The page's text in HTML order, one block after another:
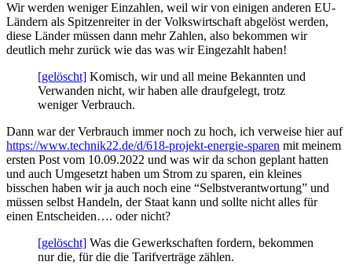
Wir werden weniger Einzahlen, weil wir von einigen anderen EU-
Ländern als Spitzenreiter in der Volkswirtschaft abgelöst werden,
diese Länder müssen dann mehr Zahlen, also bekommen wir
deutlich mehr zurück wie das was wir Eingezahlt haben!
[gelöscht] Komisch, wir und all meine Bekannten und
Verwanden nicht, wir haben alle draufgelegt, trotz
weniger Verbrauch.
Dann war der Verbrauch immer noch zu hoch, ich verweise hier auf
https://www.technik22.de/d/618-projekt-energie-sparen mit meinem
ersten Post vom 10.09.2022 und was wir da schon geplant hatten
und auch Umgesetzt haben um Strom zu sparen, ein kleines
bisschen haben wir ja auch noch eine “Selbstverantwortung” und
müssen selbst Handeln, der Staat kann und sollte nicht alles für
einen Entscheiden…. oder nicht?
[gelöscht] Was die Gewerkschaften fordern, bekommen
nur die, für die die Tarifverträge zählen.